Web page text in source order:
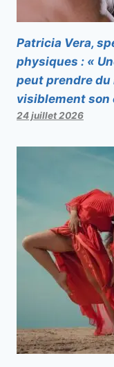
Patricia Vera,
physiques : «
peut prendre
visiblement son
24 juillet 2026